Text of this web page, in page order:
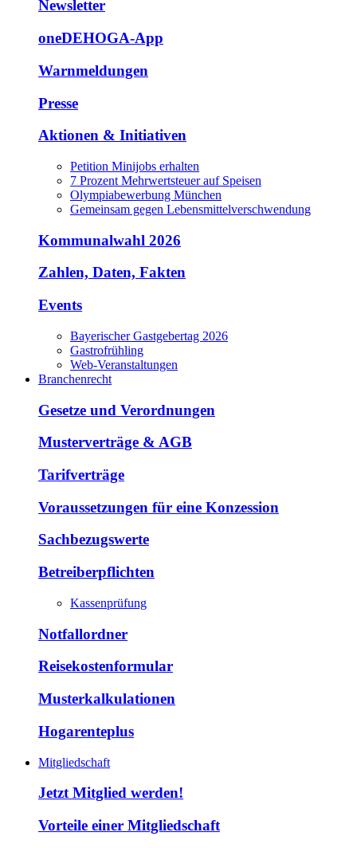
Newsletter
oneDEHOGA-App
Warnmeldungen
Presse
Aktionen & Initiativen
Petition Minijobs erhalten
7 Prozent Mehrwertsteuer auf Speisen
Olympiabewerbung München
Gemeinsam gegen Lebensmittelverschwendung
Kommunalwahl 2026
Zahlen, Daten, Fakten
Events
Bayerischer Gastgebertag 2026
Gastrofrühling
Web-Veranstaltungen
Branchenrecht
Gesetze und Verordnungen
Musterverträge & AGB
Tarifverträge
Voraussetzungen für eine Konzession
Sachbezugswerte
Betreiberpflichten
Kassenprüfung
Notfallordner
Reisekostenformular
Musterkalkulationen
Hogarenteplus
Mitgliedschaft
Jetzt Mitglied werden!
Vorteile einer Mitgliedschaft